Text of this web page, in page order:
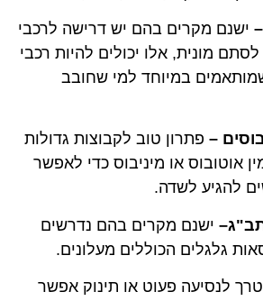
ישנם מקרים בהם יש דרישה לרכבי
מונית, אלו יכולים להיות רכבי
במיוחד למי שחובב
– פתרון טוב לקבוצות גדולות
אוטובוס או מיניבוס כדי לאפשר
להגיע לשדה.
ישנם מקרים בהם נדרשים
גלגלים הכוללים מעלונים.
לנסיעה פעוט או תינוק אפשר